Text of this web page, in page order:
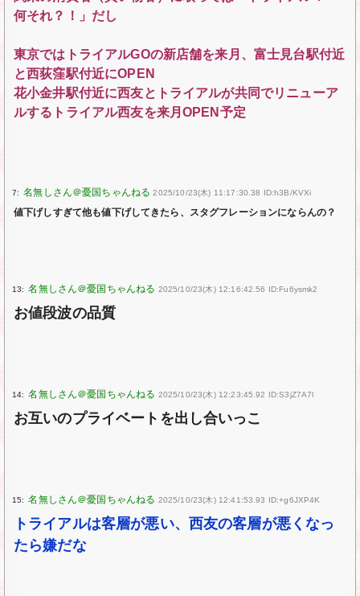
何それ？！」だし
東京ではトライアルGOの新店舗を来月、富士見台駅付近
と西荻窪駅付近にOPEN
花小金井駅付近に西友とトライアルが共同でリニューア
ルするトライアル西友を来月OPEN予定
7: 2025/10/23(木) 11:17:30.38 ID:h3B/KVXi
値下げしすぎて他も値下げしてきたら、スタグフレーションにならんの？
13: 2025/10/23(木) 12:16:42.56 ID:Fu6ysmk2
お値段波の品質
14: 2025/10/23(木) 12:23:45.92 ID:S3jZ7A7l
お互いのプライベートを出し合いっこ
15: 2025/10/23(木) 12:41:53.93 ID:+g6JXP4K
トライアルは客層が悪い、西友の客層が悪くなっ
たら嫌だな